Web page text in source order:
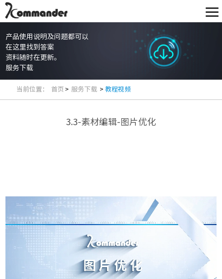
产品使用说明及问题都可以
在这里找到答案
资料随时在更新。
服务下载
当前位置： 首页 > 服务下载 >教程视频
3.3-素材编辑-图片优化